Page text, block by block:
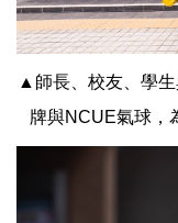
▲師長、校友、學
牌與NCUE氣球，